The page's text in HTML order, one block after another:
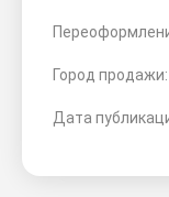
Город продажи:
Дата